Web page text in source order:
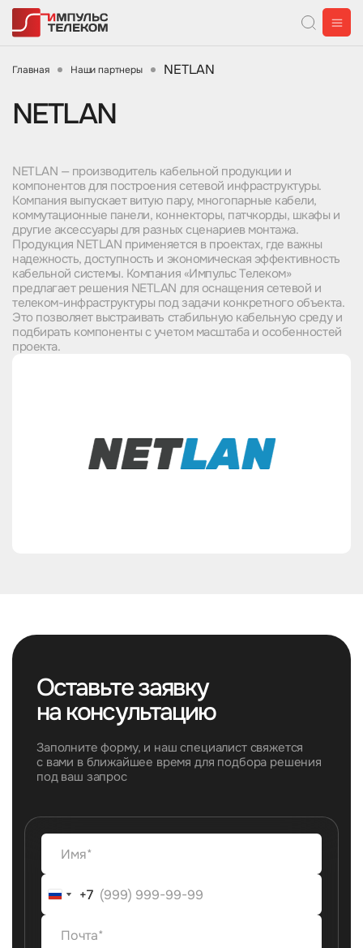
Главная Наши партнеры NETLAN
NETLAN
NETLAN — производитель кабельной продукции и
компонентов для построения сетевой инфраструктуры.
Компания выпускает витую пару, многопарные кабели,
коммутационные панели, коннекторы, патчкорды, шкафы и
другие аксессуары для разных сценариев монтажа.
Продукция NETLAN применяется в проектах, где важны
надежность, доступность и экономическая эффективность
кабельной системы. Компания «Импульс Телеком»
предлагает решения NETLAN для оснащения сетевой и
телеком-инфраструктуры под задачи конкретного объекта.
Это позволяет выстраивать стабильную кабельную среду и
подбирать компоненты с учетом масштаба и особенностей
проекта.
Оставьте заявку
на консультацию
Заполните форму, и наш специалист свяжется
с вами в ближайшее время для подбора решения
под ваш запрос
+7
+7